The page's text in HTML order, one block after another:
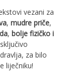
vezani za
, mudre priče,
, bolje fizičko i
za bilo
liječniku!